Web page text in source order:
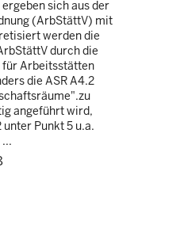
sich aus der
(ArbStättV) mit
werden die
durch die
für Arbeitsstätten
die ASR A4.2
angeführt wird,
Punkt 5 u.a.